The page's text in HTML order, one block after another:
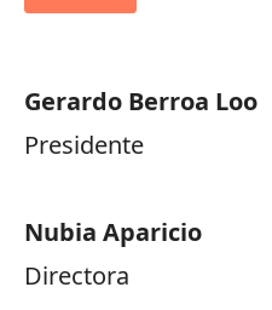
Gerardo Berroa Loo
Presidente
Nubia Aparicio
Directora